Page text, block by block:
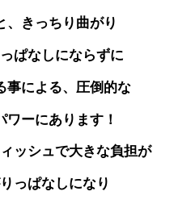
、きっちり曲がり
ぱなしにならずに
事による、圧倒的な
ワーにあります！
ッシュで大きな負担が
っぱなしになり